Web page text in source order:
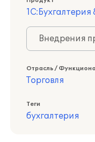
1С:Бухгалтерия
Внедрения
Отрасль /
Торговля
Теги
бухгалтерия